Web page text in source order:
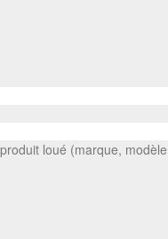
loué (marque,